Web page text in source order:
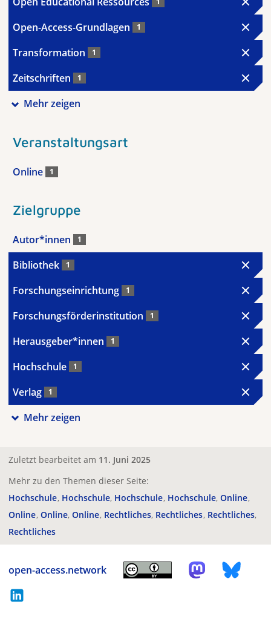
Open-Access-Grundlagen 1
Transformation 1
Zeitschriften 1
Mehr zeigen
Veranstaltungsart
Online 1
Zielgruppe
Autor*innen 1
Bibliothek 1
Forschungseinrichtung 1
Forschungsförderinstitution 1
Herausgeber*innen 1
Hochschule 1
Verlag 1
Mehr zeigen
Zuletzt bearbeitet am 11. Juni 2025
Mehr zu den Themen dieser Seite:
Hochschule Hochschule Hochschule Hochschule Online
Online Online Online Rechtliches Rechtliches Rechtliches
Rechtliches
open-access.network